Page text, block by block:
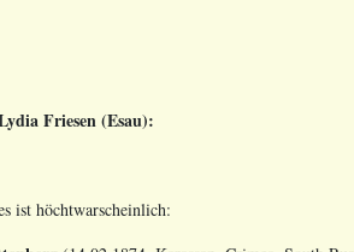
Friesen (Esau):
ist höchtwarscheinlich: